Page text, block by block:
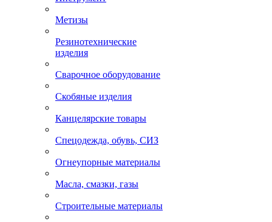
Метизы
Резинотехнические
изделия
Сварочное оборудование
Скобяные изделия
Канцелярские товары
Спецодежда, обувь, СИЗ
Огнеупорные материалы
Масла, смазки, газы
Строительные материалы